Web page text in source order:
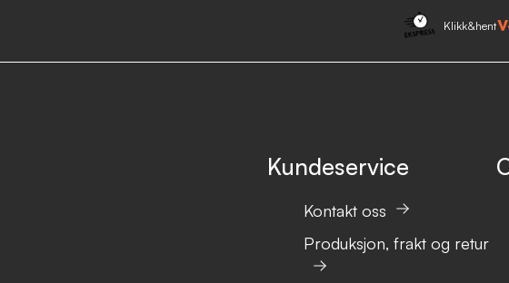
Klikk&hent
Kundeservice
Kontakt oss
Produksjon, frakt og retur